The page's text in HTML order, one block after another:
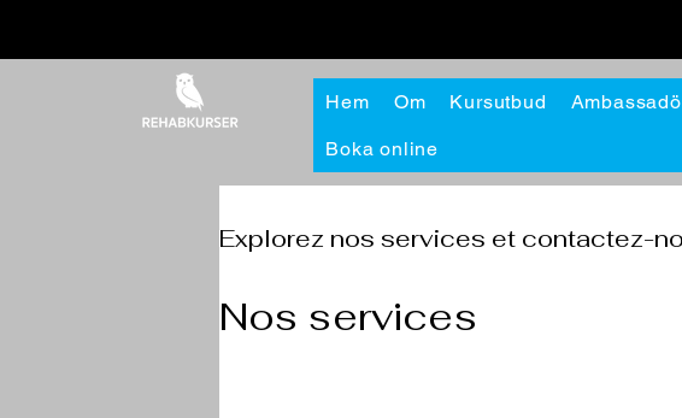
Hem Om Kursutbud
Boka online
Explorez nos services et contactez-
Nos services